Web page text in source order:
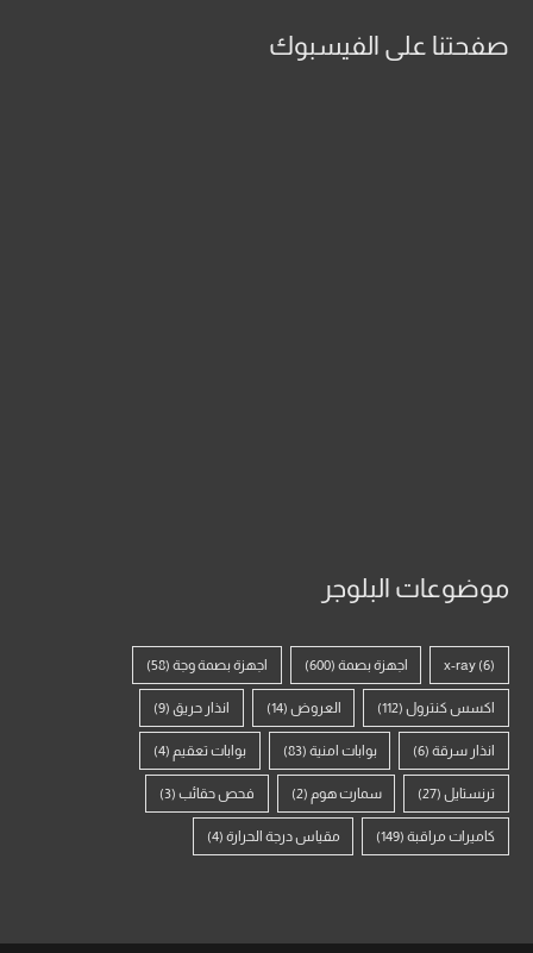
صفحتنا على الفيسبوك
موضوعات البلوجر
x-ray (6) اجهزة بصمة (600) اجهزة بصمة وجة(58)
اكسس كنترول(112) العروض (14) انذار حريق(9)
انذار سرقة(6) بوابات امنية (83) بوابات تعقيم (4)
ترنستايل(27) سمارت هوم (2) فحص حقائب(3)
كاميرات مراقبة(149) مقياس درجة الحرارة (4)